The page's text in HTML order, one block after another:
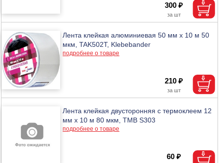
300 ₽
Лента клейкая алюминиевая 50 мм х 10 м 50
мкм, TAK502T, Klebebander
подробнее о товаре
210 ₽
Лента клейкая двусторонняя с термоклеем 12
мм х 10 м 80 мкм, ТМВ S303
подробнее о товаре
60 ₽